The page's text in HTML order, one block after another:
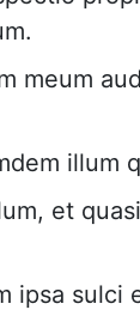
meum
illum
et
ipsa sulci